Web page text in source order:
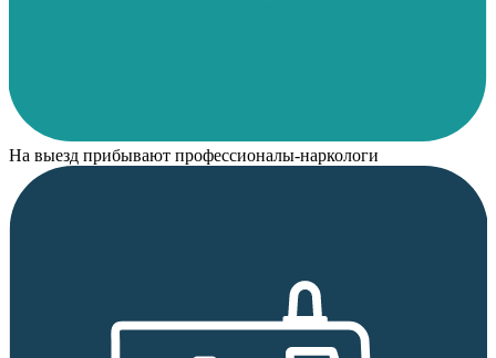
На выезд прибывают профессионалы-наркологи